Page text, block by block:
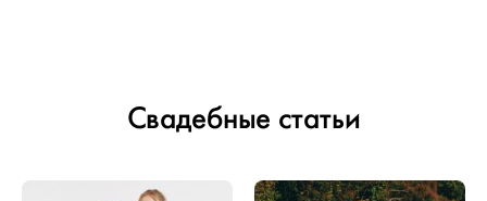
Свадебные статьи